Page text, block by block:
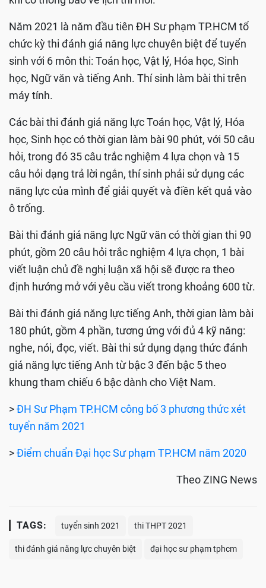
Năm 2021 là năm đầu tiên ĐH Sư phạm TP.HCM tổ
chức kỳ thi đánh giá năng lực chuyên biệt để tuyển
sinh với 6 môn thi: Toán học, Vật lý, Hóa học, Sinh
học, Ngữ văn và tiếng Anh. Thí sinh làm bài thi trên
máy tính.
Các bài thi đánh giá năng lực Toán học, Vật lý, Hóa
học, Sinh học có thời gian làm bài 90 phút, với 50 câu
hỏi, trong đó 35 câu trắc nghiệm 4 lựa chọn và 15
câu hỏi dạng trả lời ngắn, thí sinh phải sử dụng các
năng lực của mình để giải quyết và điền kết quả vào
ô trống.
Bài thi đánh giá năng lực Ngữ văn có thời gian thi 90
phút, gồm 20 câu hỏi trắc nghiệm 4 lựa chọn, 1 bài
viết luận chủ đề nghị luận xã hội sẽ được ra theo
định hướng mở với yêu cầu viết trong khoảng 600 từ.
Bài thi đánh giá năng lực tiếng Anh, thời gian làm bài
180 phút, gồm 4 phần, tương ứng với đủ 4 kỹ năng:
nghe, nói, đọc, viết. Bài thi sử dụng dạng thức đánh
giá năng lực tiếng Anh từ bậc 3 đến bậc 5 theo
khung tham chiếu 6 bậc dành cho Việt Nam.
>ĐH Sư Phạm TP.HCM công bố 3 phương thức xét
tuyển năm 2021
>Điểm chuẩn Đại học Sư phạm TP.HCM năm 2020
Theo ZING News
TAGS: tuyển sinh 2021 thi THPT 2021
thi đánh giá năng lực chuyên biệt đại học sư phạm tphcm